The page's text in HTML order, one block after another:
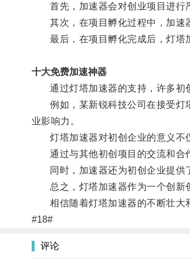
首先，加速器会对创业项目进行严
其次，在项目孵化过程中，加速器
最后，在项目孵化完成后，灯塔加
十大免费加速神器
通过灯塔加速器的支持，许多初
例如，某新锐科技公司在接受灯塔
业影响力。
灯塔加速器对初创企业的意义不仅
通过与其他初创项目的交流和合
同时，加速器还为初创企业提供了
总之，灯塔加速器作为一个创新创
相信随着灯塔加速器的不断壮大和
#18#
评论